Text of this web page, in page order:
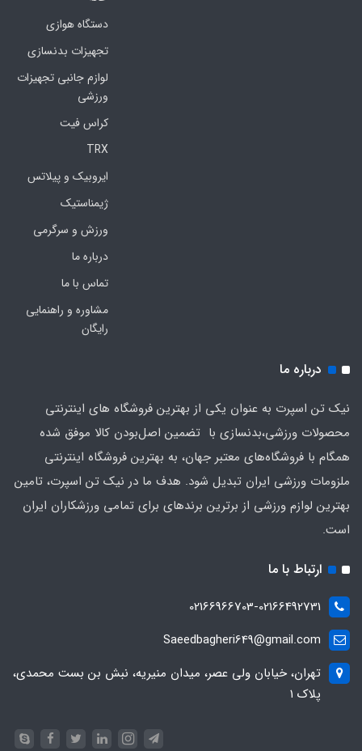
دستگاه هوازی
تجهیزات بدنسازی
لوازم جانبی تجهیزات
ورزشی
کراس فیت
TRX
ایروبیک و پیلاتس
ژیمناستیک
ورزش و سرگرمی
درباره ما
تماس با ما
مشاوره و راهنمایی
رایگان
درباره ما
نیک تن اسپرت به عنوان یکی از بهترین فروشگاه های اینترنتی
محصولات ورزشی،بدنسازی با تضمین اصل‌بودن کالا موفق شده
همگام با فروشگاه‌های معتبر جهان، به بهترین فروشگاه اینترنتی
ملزومات ورزشی ایران تبدیل شود. هدف ما در نیک تن اسپرت، تامین
بهترین لوازم ورزشی از برترین برندهای برای تمامی ورزشکاران ایران
است.
ارتباط با ما
02166966703-02166492731
Saeedbagheri649@gmail.com
تهران، خیابان ولی عصر، میدان منیریه، نبش بن بست محمدی،
پلاک ۱